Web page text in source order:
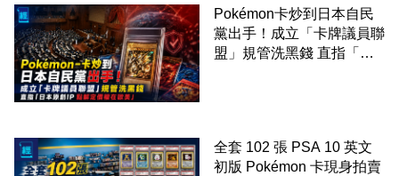
Pokémon卡炒到日本自民
黨出手！成立「卡牌議員聯
盟」規管洗黑錢 直指「日
全套 102 張 PSA 10 英文
初版 Pokémon 卡現身拍賣